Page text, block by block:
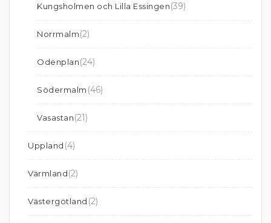
Kungsholmen och Lilla Essingen(39)
Norrmalm(2)
Odenplan(24)
Södermalm (46)
Vasastan(21)
Uppland (4)
Värmland(2)
Västergötland (2)